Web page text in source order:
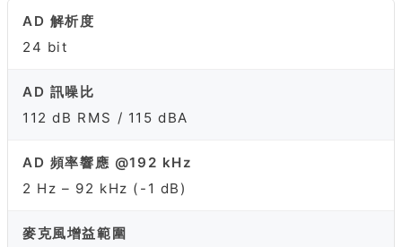
AD 解析度
24 bit
AD 訊噪比
112 dB RMS / 115 dBA
AD 頻率響應 @192 kHz
2 Hz – 92 kHz (-1 dB)
麥克風增益範圍